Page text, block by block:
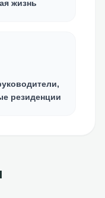
жизнь
резиденции